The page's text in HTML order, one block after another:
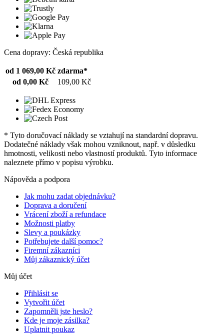
Cena dopravy: Česká republika
od 1 069,00 Kč zdarma*
od 0,00 Kč
109,00 Kč
* Tyto doručovací náklady se vztahují na standardní dopravu.
Dodatečné náklady však mohou vzniknout, např. v důsledku
hmotnosti, velikosti nebo vlastností produktů. Tyto informace
naleznete přímo v popisu výrobku.
Nápověda a podpora
Jak mohu zadat objednávku?
Doprava a doručení
Vrácení zboží a refundace
Možnosti platby
Slevy a poukázky
Potřebujete další pomoc?
Firemní zákazníci
Můj zákaznický účet
Můj účet
Přihlásit se
Vytvořit účet
Zapomněli jste heslo?
Kde je moje zásilka?
Uplatnit poukaz